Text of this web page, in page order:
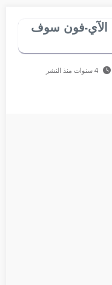
الآي-فون سوف
4 سنوات منذ النشر